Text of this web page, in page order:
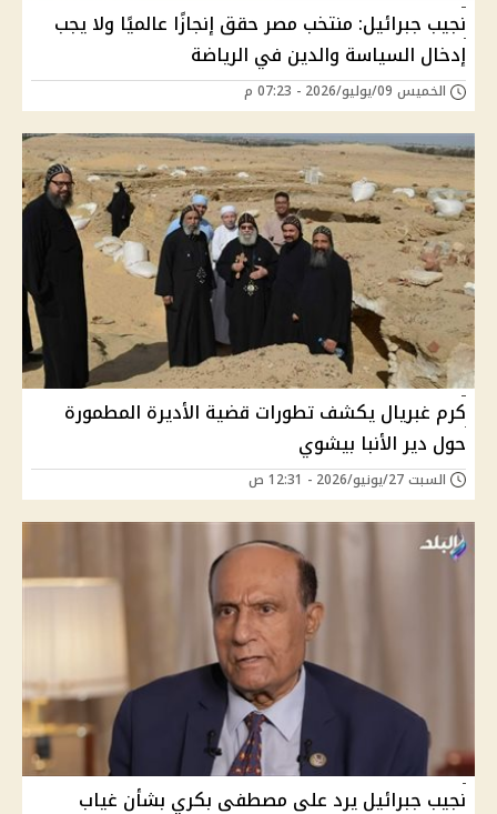
نجيب جبرائيل: منتخب مصر حقق إنجازًا عالميًا ولا يجب
إدخال السياسة والدين في الرياضة
الخميس 09/يوليو/2026 - 07:23 م
كرم غبريال يكشف تطورات قضية الأديرة المطمورة
حول دير الأنبا بيشوي
السبت 27/يونيو/2026 - 12:31 ص
نجيب جبرائيل يرد على مصطفى بكري بشأن غياب